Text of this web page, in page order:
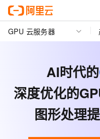
GPU 云服务器
AI时代的
深度优化的
图形处理